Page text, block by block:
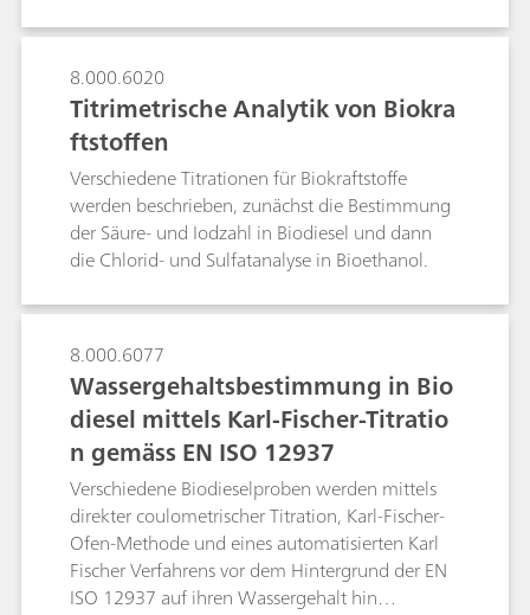
empfohlenen Verfahren für die Anwendung der
multivariaten Methode mit dem NanoRam-
1064 beschrieben. Diese Verfahren sind für
Endbenutzer im pharmazeutischen Umfeld zu
empfehlen, können aber auch in anderen
Bereichen eingesetzt werden. Dieses Dokument
soll als allgemeine Orientierung für Benutzer des
NanoRam-1064 dienen, die eine
Standardarbeitsanweisung für die
Methodenentwicklung, -validierung und -
umsetzung erstellen möchten.
8.000.6020
Titrimetrische Analytik von Biokra
ftstoffen
Verschiedene Titrationen für Biokraftstoffe
werden beschrieben, zunächst die Bestimmung
der Säure- und Iodzahl in Biodiesel und dann
die Chlorid- und Sulfatanalyse in Bioethanol.
8.000.6077
Wassergehaltsbestimmung in Bio
diesel mittels Karl-Fischer-Titratio
n gemäss EN ISO 12937
Verschiedene Biodieselproben werden mittels
direkter coulometrischer Titration, Karl-Fischer-
Ofen-Methode und eines automatisierten Karl
Fischer Verfahrens vor dem Hintergrund der EN
ISO 12937 auf ihren Wassergehalt hin